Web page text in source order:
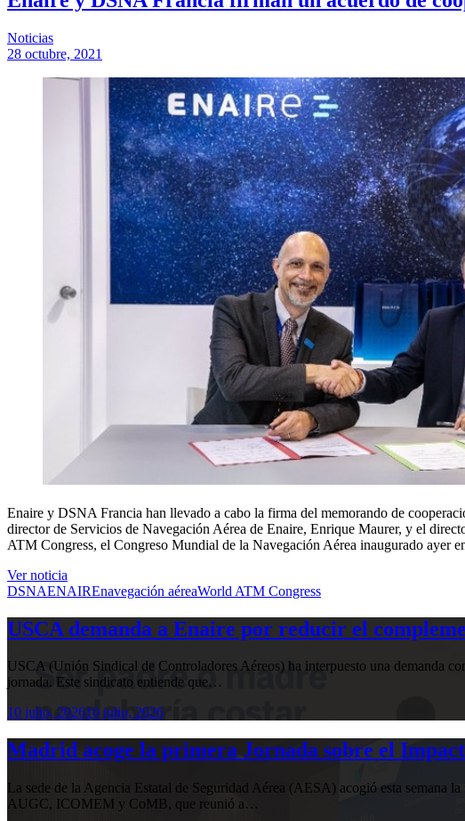
Noticias
28 octubre, 2021
Enaire y DSNA Francia han llevado a cabo la firma del memorando de
director de Servicios de Navegación Aérea de Enaire, Enrique Maurer, y el
ATM Congress, el Congreso Mundial de la Navegación Aérea inaugurado ayer
Ver noticia
DSNAENAIREnavegación aéreaWorld ATM Congress
USCA demanda a Enaire por reducir el
USCA (Unión Sindical de Controladores Aéreos) ha interpuesto una demanda
jornada. Este sindicato entiende que…
10 julio, 202610 julio, 2026
Madrid acoge la primera Jornada sobre el
La sede de la Agencia Estatal de Seguridad Aérea (AESA) acogió esta
AUGC, ICOMEM y CoMB, que reunió a…